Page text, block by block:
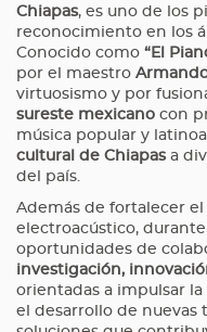
Chiapas, es uno de los
reconocimiento en los
Conocido como “El
por el maestro
virtuosismo y por
sureste mexicano con
música popular y
cultural de Chiapas a
del país.
Además de fortalecer
electroacústico,
oportunidades de
investigación,
orientadas a impulsar la
el desarrollo de nuevas